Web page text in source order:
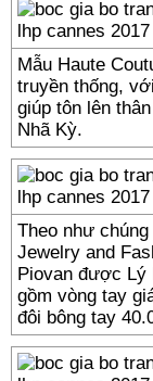
Mẫu Haute
truyền thống,
giúp tôn lên
Nhã Kỳ.
Theo như
Jewelry and
Piovan được Lý
gồm vòng tay
đôi bông tay